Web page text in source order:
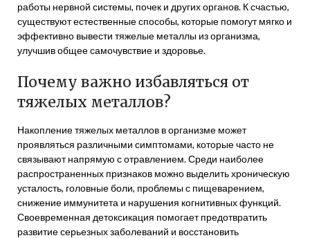
работы нервной системы, почек и других органов. К счастью,
существуют естественные способы, которые помогут мягко и
эффективно вывести тяжелые металлы из организма,
улучшив общее самочувствие и здоровье.
Почему важно избавляться от
тяжелых металлов?
Накопление тяжелых металлов в организме может
проявляться различными симптомами, которые часто не
связывают напрямую с отравлением. Среди наиболее
распространенных признаков можно выделить хроническую
усталость, головные боли, проблемы с пищеварением,
снижение иммунитета и нарушения когнитивных функций.
Своевременная детоксикация помогает предотвратить
развитие серьезных заболеваний и восстановить